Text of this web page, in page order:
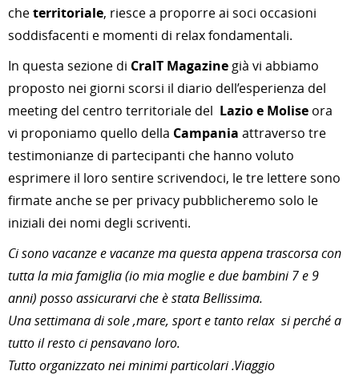
cheterritoriale, riesce a proporre ai soci occasioni
soddisfacenti e momenti di relax fondamentali.
In questa sezione di CralT Magazine già vi abbiamo
proposto nei giorni scorsi il diario dell’esperienza del
meeting del centro territoriale del Lazio e Molise ora
vi proponiamo quello della Campania attraverso tre
testimonianze di partecipanti che hanno voluto
esprimere il loro sentire scrivendoci, le tre lettere sono
firmate anche se per privacy pubblicheremo solo le
iniziali dei nomi degli scriventi.
Ci sono vacanze e vacanze ma questa appena trascorsa con
tutta la mia famiglia (io mia moglie e due bambini 7 e 9
anni) posso assicurarvi che è stata Bellissima.
Una settimana di sole ,mare, sport e tanto relax si perché a
tutto il resto ci pensavano loro.
Tutto organizzato nei minimi particolari .Viaggio